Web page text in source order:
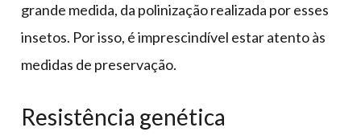
grande medida, da polinização realizada por esses
insetos. Por isso, é imprescindível estar atento às
medidas de preservação.
Resistência genética